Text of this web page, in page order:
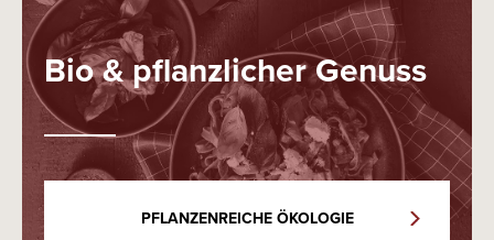
Bio & pflanzlicher Genuss
PFLANZENREICHE ÖKOLOGIE